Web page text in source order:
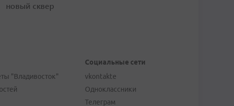
новый сквер
"Владивосток"
Социальные сети
vkontakte
Одноклассники
Телеграм